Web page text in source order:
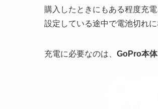
購入したときにもある程度充
設定している途中で電池切れ
充電に必要なのは、 GoPro本